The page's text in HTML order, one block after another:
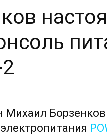
Борзенков